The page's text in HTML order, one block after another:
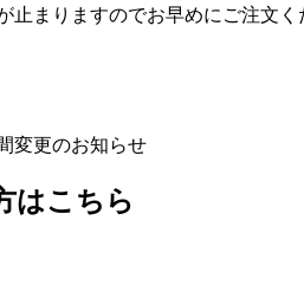
止まりますのでお早めにご注文く
変更のお知らせ
はこちら